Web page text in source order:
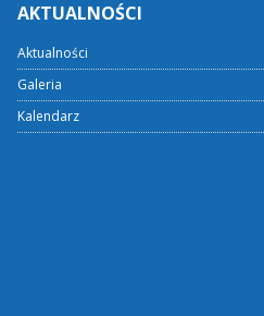
AKTUALNOŚCI
Aktualności
Galeria
Kalendarz